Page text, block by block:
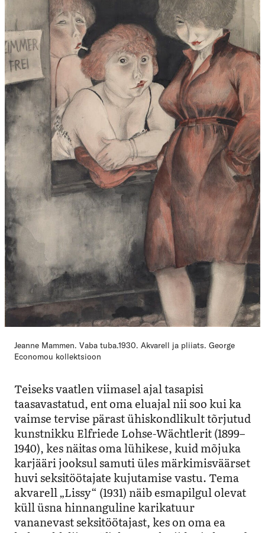
Jeanne Mammen. Vaba tuba.1930. Akvarell ja pliiats. George
Economou kollektsioon
Teiseks vaatlen viimasel ajal tasapisi
taasavastatud, ent oma eluajal nii soo kui ka
vaimse tervise pärast ühiskondlikult tõrjutud
kunstnikku Elfriede Lohse-Wächtlerit (1899–
1940), kesnäitas oma lühikese, kuid mõjuka
karjääri jooksul samuti üles märkimisväärset
huvi seksitöötajate kujutamise vastu. Tema
akvarell „Lissy“ (1931) näib esmapilgul olevat
küll üsna hinnanguline karikatuur
vananevast seksitöötajast, kes on oma ea